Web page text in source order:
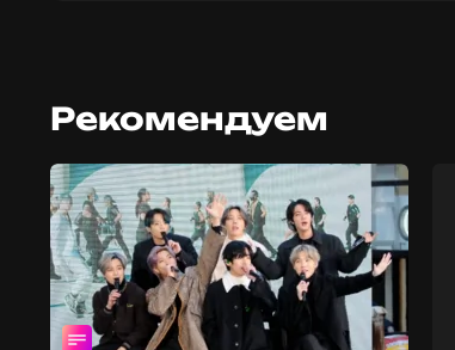
Рекомендуем